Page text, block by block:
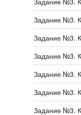
Задание №3.
Задание №3.
Задание №3.
Задание №3.
Задание №3.
Задание №3.